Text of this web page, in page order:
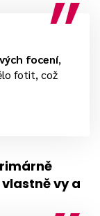
focení,
fotit, což
vy a